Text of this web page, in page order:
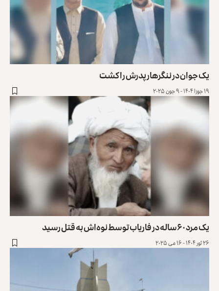
یک جوان در ننگرهار پدرش را کشت
۱۹ جوزا ۱۴۰۴ - ۹ جون ۲۰۲۵
یک مرد ۶۰ساله در فاریاب توسط نوه‌اش به قتل رسید
۲۶ ثور ۱۴۰۴ - ۱۶ می ۲۰۲۵